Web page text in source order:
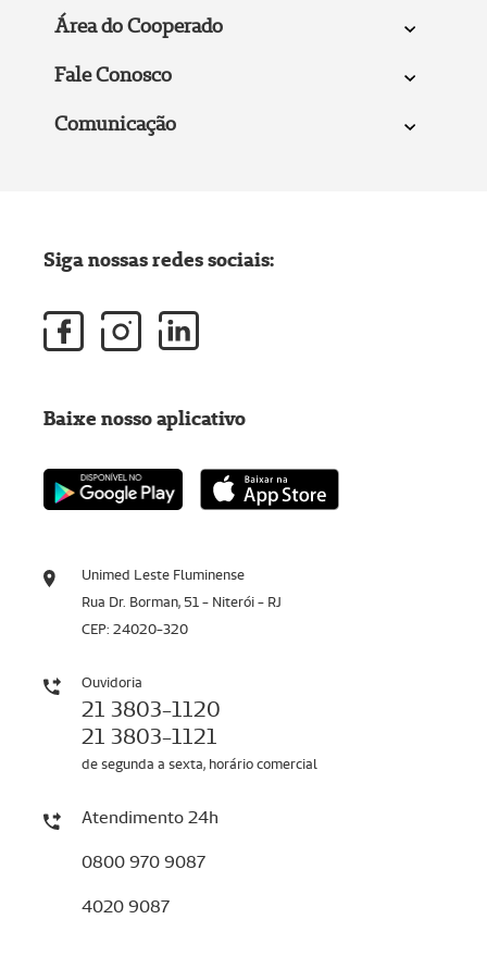
Área do Cooperado
Fale Conosco
Comunicação
Unimed Leste Fluminense
Rua Dr. Borman, 51 - Niterói - RJ
CEP: 24020-320
Ouvidoria
21 3803-1120
21 3803-1121
de segunda a sexta, horário comercial
Atendimento 24h
0800 970 9087
4020 9087
Siga nossas redes sociais:
Baixe nosso aplicativo